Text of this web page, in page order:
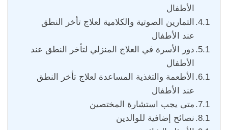
الأطفال
التمارين الصوتية والكلامية لعلاج تأخر النطق
عند الأطفال
دور الأسرة في العلاج المنزلي لتأخر النطق عند
الأطفال
الأطعمة والتغذية المساعدة لعلاج تأخر النطق
عند الأطفال
متى يجب استشارة المختصين
نصائح إضافية للوالدين